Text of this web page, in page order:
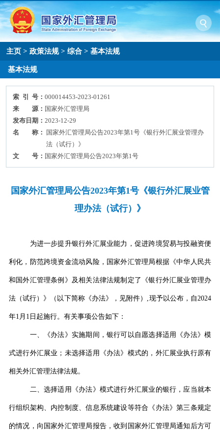
主页 >政策法规>综合 >基本法规
基本法规
索 引 号：000014453-2023-01261
来 源： 国家外汇管理局
发布日期：2023-12-29
名 称：
国家外汇管理局公告2023年第1号《银行外汇展业管理办
法（试行）》
文 号： 国家外汇管理局公告2023年第1号
国家外汇管理局公告2023年第1号《银行外汇展业管
理办法（试行）》
为进一步提升银行外汇展业能力，促进跨境贸易与投融资便
利化，防范跨境资金流动风险，国家外汇管理局根据《中华人民共
和国外汇管理条例》及相关法律法规制定了《银行外汇展业管理办
法（试行）》（以下简称《办法》，见附件） 现予以公布，自 2024
年1 月 1 日起施行。有关事项公告如下：
一、《办法》实施期间，银行可以自愿选择适用《办法》模
式进行外汇展业；未选择适用《办法》模式的，外汇展业执行原有
相关外汇管理法律法规。
二、选择适用《办法》模式进行外汇展业的银行，应当就本
行组织架构、内控制度、信息系统建设等符合《办法》第三条规定
的情况，向国家外汇管理局报告，收到国家外汇管理局通知后方可